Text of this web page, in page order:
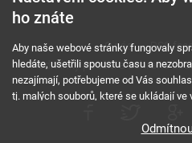
O nás RSS
Podmínky použití a ochrana
ho znáte
Aby naše webové stránky fungovaly
hledáte, ušetřili spoustu času a
nezajímají, potřebujeme od Vás
tj. malých souborů, které se ukládají ve